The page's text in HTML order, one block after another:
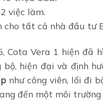
việc làm.
cho tất cả nhà đầu tư
Cota Vera 1 hiện đã
bộ, hiện đại và định
như công viên, lối đi
đến một môi